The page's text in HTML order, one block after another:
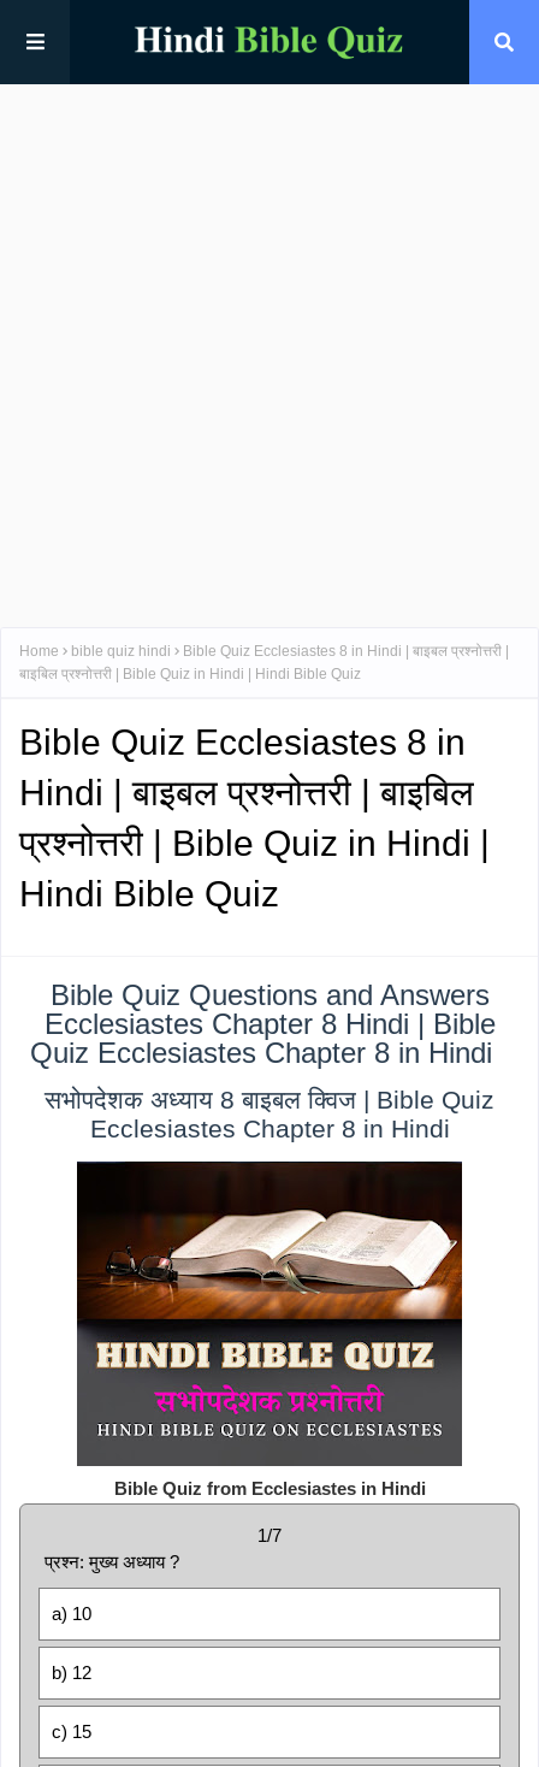
Home bible quiz hindi
Bible Quiz Ecclesiastes 8 in Hindi | बाइबल प्रश्नोत्तरी |
बाइबिल प्रश्नोत्तरी | Bible Quiz in Hindi | Hindi Bible Quiz
Bible Quiz Ecclesiastes 8 in
Hindi | बाइबल प्रश्नोत्तरी | बाइबिल
प्रश्नोत्तरी | Bible Quiz in Hindi |
Hindi Bible Quiz
Bible Quiz Questions and Answers
Ecclesiastes Chapter 8 Hindi | Bible
Quiz Ecclesiastes Chapter 8 in Hindi
सभोपदेशक अध्याय 8 बाइबल क्विज | Bible Quiz
Ecclesiastes Chapter 8 in Hindi
Bible Quiz from Ecclesiastes in Hindi
1/7
प्रश्न: मुख्य अध्याय ?
a) 10
b) 12
c) 15